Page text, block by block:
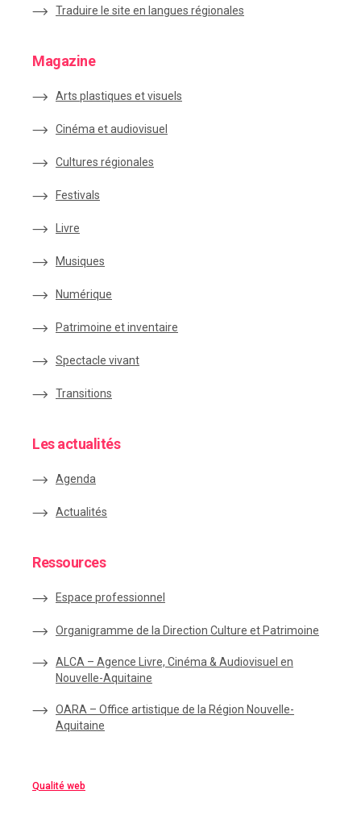
Traduire le site en langues régionales
Magazine
Arts plastiques et visuels
Cinéma et audiovisuel
Cultures régionales
Festivals
Livre
Musiques
Numérique
Patrimoine et inventaire
Spectacle vivant
Transitions
Les actualités
Agenda
Actualités
Ressources
Espace professionnel
Organigramme de la Direction Culture et Patrimoine
ALCA – Agence Livre, Cinéma & Audiovisuel en
Nouvelle-Aquitaine
OARA – Office artistique de la Région Nouvelle-
Aquitaine
Qualité web